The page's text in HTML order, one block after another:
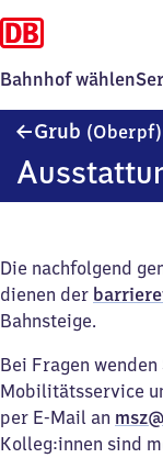
Bahnhof wählen
Grub (Oberpf)
Die nachfolgend
dienen der
Bahnsteige.
Bei Fragen
Mobilitätsservice
per E-Mail an
Kolleg:innen sind